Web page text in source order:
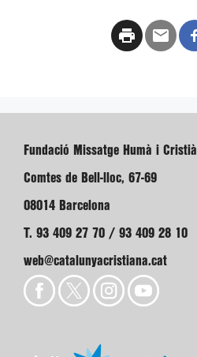
Fundació Missatge Humà i Cristià
Comtes de Bell-lloc, 67-69
08014 Barcelona
T. 93 409 27 70 / 93 409 28 10
web@catalunyacristiana.cat